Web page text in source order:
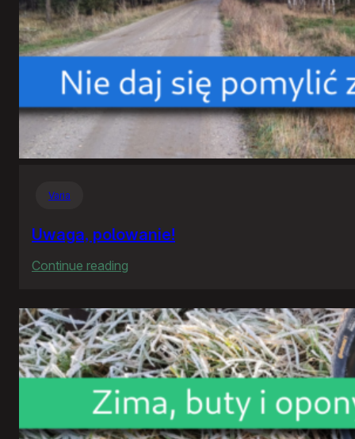
Varia
Uwaga, polowanie!
Continue reading
polowanie!